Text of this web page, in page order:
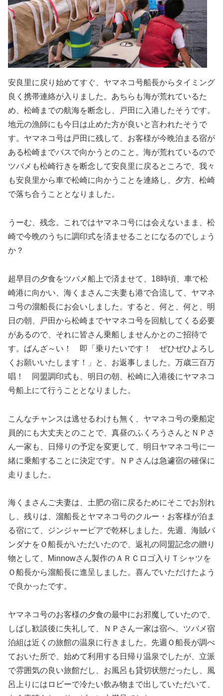
安良里に戻り始めてすぐ、ヤマネコ号船長からタイミング
良く携帯連絡が入りました。あちらも海が荒れているた
め、松崎までの航海を断念し、戸田に入港したそうです。
地元の漁師にも今日は止めた方が良いと言われたそうで
す。ヤマネコ号は戸田に残して、お客様が今晩泊まる宿が
ある松崎までバスで向かうとのこと。海が荒れているので
ツバメも松崎行きを断念して安良里に戻るところで、我々
も安良里から車で松崎に向かうことを連絡し、夕方、松崎
で落ち合うこととなりました。
うーむ、残念。これではヤマネコ号には会えないまま、松
崎で今晩のうちに調印式を済ませることになるのでしょう
か？
超早目の夕食をツバメ船上で済ませて、18時頃、車で松
崎港に向かい、海くまさんご夫妻も港で合流して、ヤマネ
コ号の溜船長にお会いしました。すると、何と、何と、明
日の朝、戸田から松崎までヤマネコ号を回航してくる必要
があるので、それに皆さん乗船しませんかとのご招待で
す。ばんざ～い！ 即「乗りたいです！ ぜひぜひよろし
くお願いいたします！」と、お返事しました。万歳三百万
唱！ 同盟調印式も、明日の朝、松崎に入港後にヤマネコ
号船上にて行うこととなりました。
こんなチャンスは逃せるわけも無く、ヤマネコ号の乗船定
員的にも大丈夫とのことで、真昼のふくろうさんとＮＰさ
ん一家も、日帰りの予定を変更して、明日ヤマネコ号に一
緒に乗船することに決定です。ＮＰさんは急遽宿の確保に
走りました。
海くまさんご夫妻は、土肥の宿に戻るためにそこでお別れ
し、残りは、溜船長とヤマネコ号のクルー・お客様が泊ま
る宿にて、ジンジャービアで乾杯しました。先週、海賊バ
ンダナをＯ船長がいただいたので、返礼の同盟記念の贈り
物として、Minnowさん製作のＡＲＣロゴ入りＴシャツを
Ｏ船長から溜船長に進呈しました。喜んでいただけたよう
で良かったです。
ヤマネコ号のお客様の夕食の最中にお邪魔していたので、
しばし歓談後に失礼して、ＮＰさん一家は宿へ、ツバメ宿
泊組は近くの旅館の温泉に行きました。先週Ｏ船長が調べ
ておいた所で、始めて利用する日帰り温泉でしたが、立派
で雰囲気の良い旅館だし、お風呂も貸切状態だったし、風
呂上りにはロビーで冷たい飲み物まで出していただいて、